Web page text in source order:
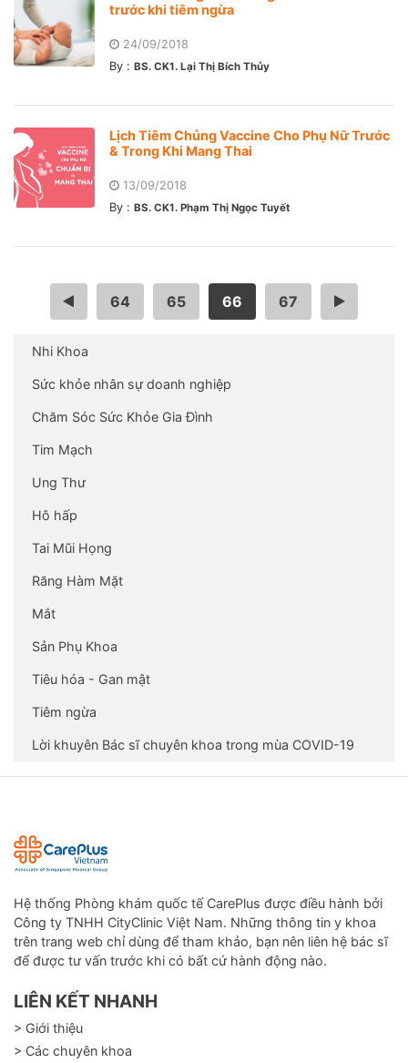
trước khi tiêm ngừa
24/09/2018
By : BS. CK1. Lại Thị Bích Thủy
Lịch Tiêm Chủng Vaccine Cho Phụ Nữ Trước
& Trong Khi Mang Thai
13/09/2018
By : BS. CK1. Phạm Thị Ngọc Tuyết
… 64 65 66 67 …
Nhi Khoa
Sức khỏe nhân sự doanh nghiệp
Chăm Sóc Sức Khỏe Gia Đình
Tim Mạch
Ung Thư
Hô hấp
Tai Mũi Họng
Răng Hàm Mặt
Mắt
Sản Phụ Khoa
Tiêu hóa - Gan mật
Tiêm ngừa
Lời khuyên Bác sĩ chuyên khoa trong mùa COVID-19
Hệ thống Phòng khám quốc tế CarePlus được điều hành bởi
Công ty TNHH CityClinic Việt Nam. Những thông tin y khoa
trên trang web chỉ dùng để tham khảo, bạn nên liên hệ bác sĩ
để được tư vấn trước khi có bất cứ hành động nào.
LIÊN KẾT NHANH
> Giới thiệu
> Các chuyên khoa